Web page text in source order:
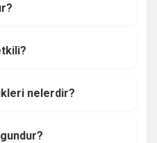
nelerdir?